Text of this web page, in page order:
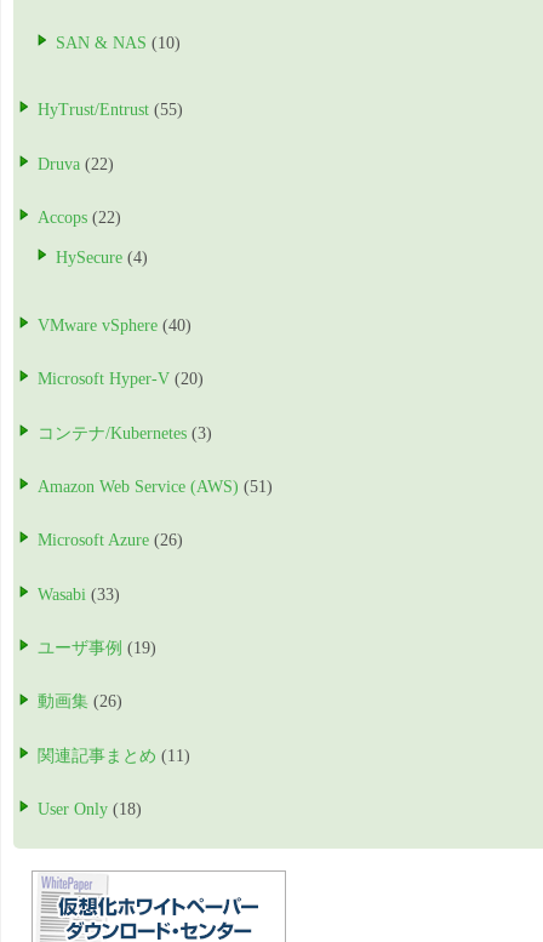
SAN & NAS (10)
HyTrust/Entrust (55)
Druva (22)
Accops (22)
HySecure (4)
VMware vSphere (40)
Microsoft Hyper-V (20)
コンテナ/Kubernetes (3)
Amazon Web Service (AWS) (51)
Microsoft Azure (26)
Wasabi (33)
ユーザ事例 (19)
動画集 (26)
関連記事まとめ (11)
User Only (18)